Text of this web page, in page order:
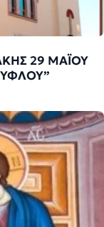
29 ΜΑΪΟΥ